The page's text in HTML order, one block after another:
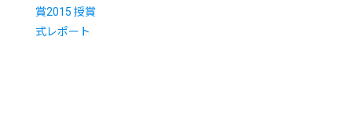
賞2015 授賞
式レポート